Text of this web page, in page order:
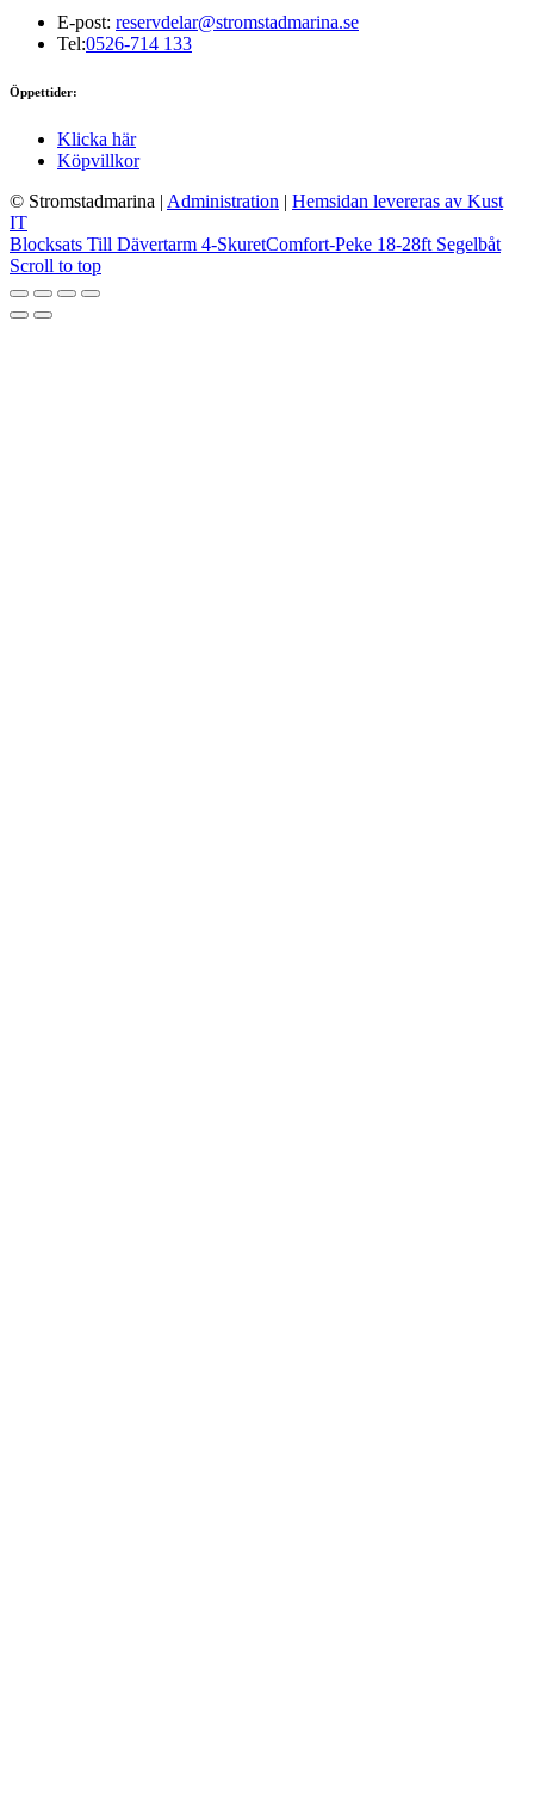
E-post: reservdelar@stromstadmarina.se
Tel:0526-714 133
Öppettider:
Klicka här
Köpvillkor
© Stromstadmarina | Administration | Hemsidan levereras av Kust
IT
Blocksats Till Dävertarm 4-SkuretComfort-Peke 18-28ft Segelbåt
Scroll to top